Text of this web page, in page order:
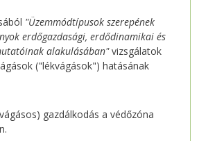
"Üzemmódtípusok szerepének
erdőgazdasági, erdődinamikai és
alakulásában"vizsgálatok
("lékvágások") hatásának
gazdálkodás a védőzóna